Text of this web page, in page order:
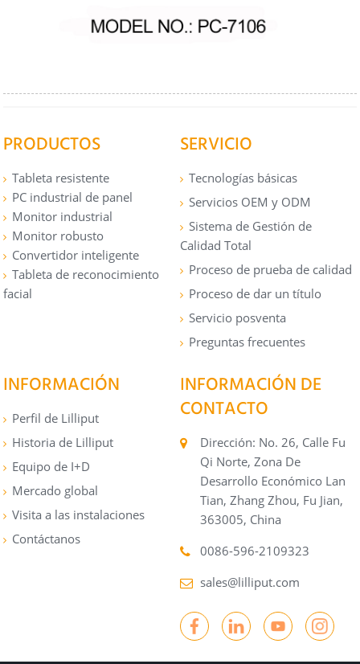
PRODUCTOS
Tableta resistente
PC industrial de panel
Monitor industrial
Monitor robusto
Convertidor inteligente
Tableta de reconocimiento
facial
SERVICIO
Tecnologías básicas
Servicios OEM y ODM
Sistema de Gestión de
Calidad Total
Proceso de prueba de calidad
Proceso de dar un título
Servicio posventa
Preguntas frecuentes
INFORMACIÓN
Perfil de Lilliput
Historia de Lilliput
Equipo de I+D
Mercado global
Visita a las instalaciones
Contáctanos
INFORMACIÓN DE
CONTACTO
Dirección: No. 26, Calle Fu
Qi Norte, Zona De
Desarrollo Económico Lan
Tian, ​​Zhang Zhou, Fu Jian,
363005, China
0086-596-2109323
sales@lilliput.com